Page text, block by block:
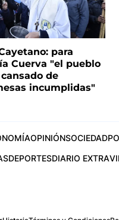
para
Cuerva "el pueblo
de
incumplidas"
OPINIÓNSOCIEDAD
DEPORTESDIARIO EXTRA